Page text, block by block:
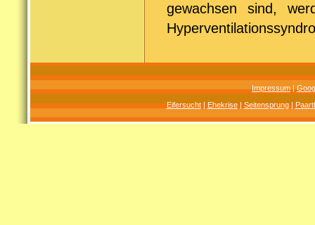
gewachsen sind,
Impressum|
Eifersucht|Ehekrise|Seitensprung|